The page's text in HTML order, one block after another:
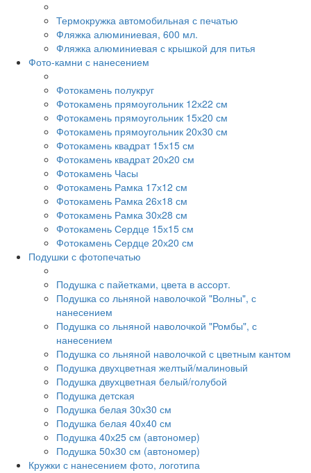
Термокружка автомобильная с печатью
Фляжка алюминиевая, 600 мл.
Фляжка алюминиевая с крышкой для питья
Фото-камни с нанесением
Фотокамень полукруг
Фотокамень прямоугольник 12х22 см
Фотокамень прямоугольник 15х20 см
Фотокамень прямоугольник 20х30 см
Фотокамень квадрат 15х15 см
Фотокамень квадрат 20х20 см
Фотокамень Часы
Фотокамень Рамка 17х12 см
Фотокамень Рамка 26х18 см
Фотокамень Рамка 30х28 см
Фотокамень Сердце 15х15 см
Фотокамень Сердце 20х20 см
Подушки с фотопечатью
Подушка с пайетками, цвета в ассорт.
Подушка со льняной наволочкой "Волны", с
нанесением
Подушка со льняной наволочкой "Ромбы", с
нанесением
Подушка со льняной наволочкой с цветным кантом
Подушка двухцветная желтый/малиновый
Подушка двухцветная белый/голубой
Подушка детская
Подушка белая 30х30 см
Подушка белая 40х40 см
Подушка 40х25 см (автономер)
Подушка 50х30 см (автономер)
Кружки с нанесением фото, логотипа